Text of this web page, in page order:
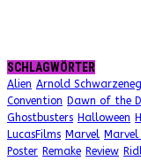
SCHLAGWÖRTER
Alien Arnold
Convention Dawn of the
Ghostbusters Halloween
LucasFilms Marvel
Poster Remake Review